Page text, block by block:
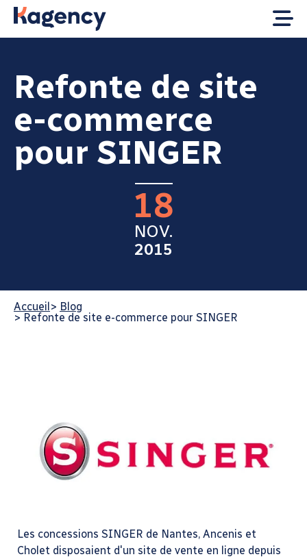
Refonte de site
e-commerce
pour SINGER
18
NOV.
2015
Accueil> Blog
> Refonte de site e-commerce pour SINGER
Les concessions SINGER de Nantes, Ancenis et
Cholet disposaient d'un site de vente en ligne depuis